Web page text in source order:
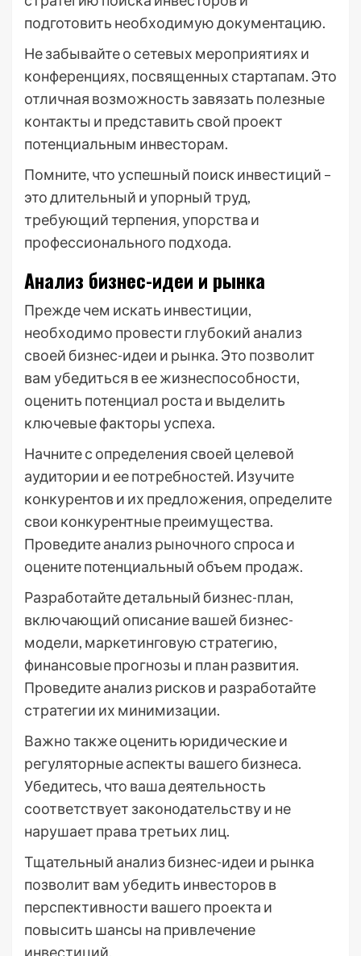
подготовить необходимую документацию.
Не забывайте о сетевых мероприятиях и
конференциях, посвященных стартапам. Это
отличная возможность завязать полезные
контакты и представить свой проект
потенциальным инвесторам.
Помните, что успешный поиск инвестиций –
это длительный и упорный труд,
требующий терпения, упорства и
профессионального подхода.
Анализ бизнес-идеи и рынка
Прежде чем искать инвестиции,
необходимо провести глубокий анализ
своей бизнес-идеи и рынка. Это позволит
вам убедиться в ее жизнеспособности,
оценить потенциал роста и выделить
ключевые факторы успеха.
Начните с определения своей целевой
аудитории и ее потребностей. Изучите
конкурентов и их предложения, определите
свои конкурентные преимущества.
Проведите анализ рыночного спроса и
оцените потенциальный объем продаж.
Разработайте детальный бизнес-план,
включающий описание вашей бизнес-
модели, маркетинговую стратегию,
финансовые прогнозы и план развития.
Проведите анализ рисков и разработайте
стратегии их минимизации.
Важно также оценить юридические и
регуляторные аспекты вашего бизнеса.
Убедитесь, что ваша деятельность
соответствует законодательству и не
нарушает права третьих лиц.
Тщательный анализ бизнес-идеи и рынка
позволит вам убедить инвесторов в
перспективности вашего проекта и
повысить шансы на привлечение
инвестиций.